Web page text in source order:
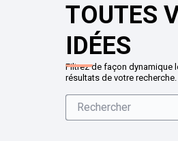
TOUTES
IDÉES
Filtrez de façon dynamique
résultats de votre recherche.